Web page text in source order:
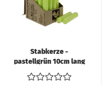
Stabkerze -
pastellgrün 10cm lang
- 22mm Durchmesser